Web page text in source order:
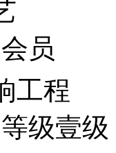
员
工程
级壹级